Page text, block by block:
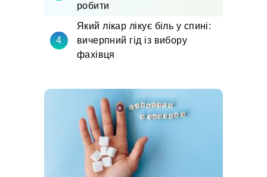
робити
Який лікар лікує біль у спині:
вичерпний гід із вибору
фахівця